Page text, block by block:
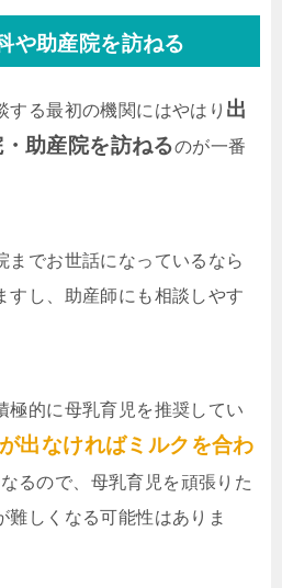
や助産院を訪ねる
する最初の機関にはやはり 出
助産院を訪ねるのが一番
までお世話になっているなら
すし、助産師にも相談しやす
極的に母乳育児を推奨してい
出なければミルクを合わ
るので、母乳育児を頑張りた
難しくなる可能性はありま